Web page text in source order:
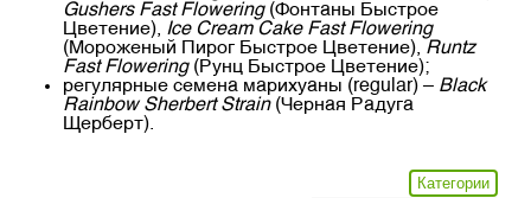
Gushers Fast Flowering(Фонтаны Быстрое
Цветение), Ice Cream Cake Fast Flowering
(Мороженый Пирог Быстрое Цветение), Runtz
Fast Flowering(Рунц Быстрое Цветение);
регулярные семена марихуаны (regular) – Black
Rainbow Sherbert Strain(Черная Радуга
Щерберт).
Категории